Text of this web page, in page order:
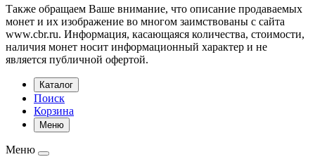
Также обращаем Ваше внимание, что описание продаваемых
монет и их изображение во многом заимствованы с сайта
www.cbr.ru. Информация, касающаяся количества, стоимости,
наличия монет носит информационный характер и не
является публичной офертой.
Каталог
Поиск
Корзина
Меню
Меню